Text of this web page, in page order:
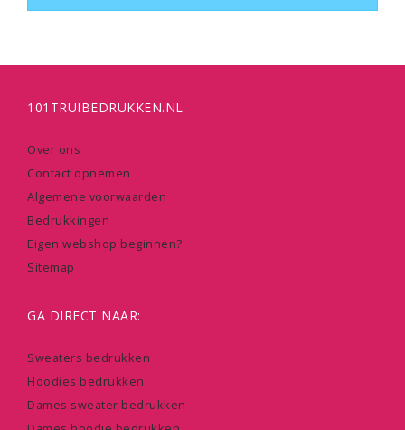
101TRUIBEDRUKKEN.NL
Over ons
Contact opnemen
Algemene voorwaarden
Bedrukkingen
Eigen webshop beginnen?
Sitemap
GA DIRECT NAAR:
Sweaters bedrukken
Hoodies bedrukken
Dames sweater bedrukken